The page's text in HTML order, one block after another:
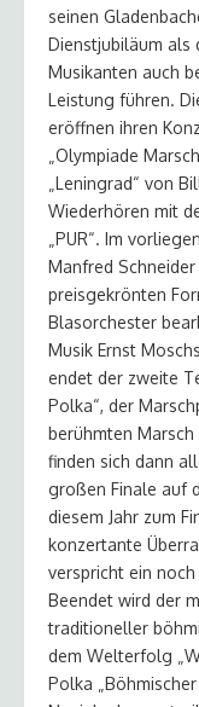
seinen
Dienstjubiläum als
Musikanten auch
Leistung führen.
eröffnen ihren
„Olympiade
„Leningrad“ von
Wiederhören mit
„PUR“. Im
Manfred
preisgekrönten
Blasorchester
Musik Ernst
endet der zweite
Polka“, der
berühmten Marsch
finden sich dann
großen Finale auf
diesem Jahr zum
konzertante
verspricht ein
Beendet wird der
traditioneller
dem Welterfolg
Polka